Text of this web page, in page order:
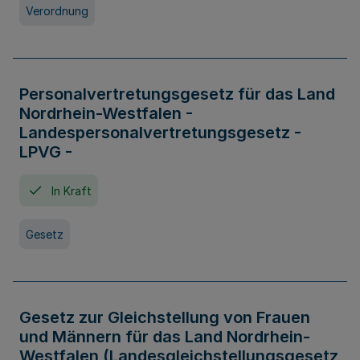
Verordnung
Personalvertretungsgesetz für das Land
Nordrhein-Westfalen -
Landespersonalvertretungsgesetz -
LPVG -
In Kraft
Gesetz
Gesetz zur Gleichstellung von Frauen
und Männern für das Land Nordrhein-
Westfalen (Landesgleichstellungsgesetz